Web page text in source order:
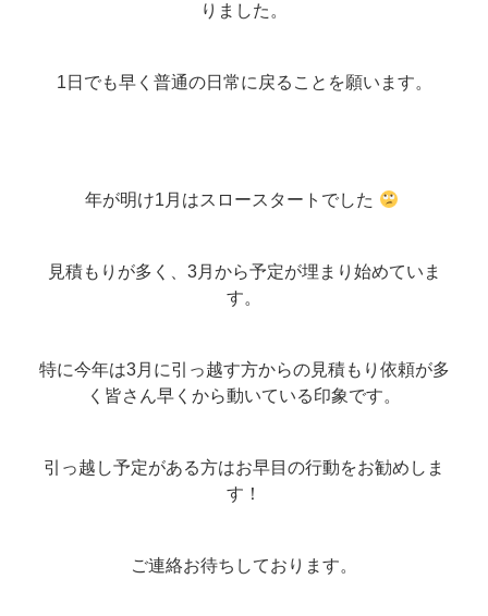
りました。
1日でも早く普通の日常に戻ることを願います。
年が明け1月はスロースタートでした
見積もりが多く、3月から予定が埋まり始めていま
す。
特に今年は3月に引っ越す方からの見積もり依頼が多
く皆さん早くから動いている印象です。
引っ越し予定がある方はお早目の行動をお勧めしま
す！
ご連絡お待ちしております。